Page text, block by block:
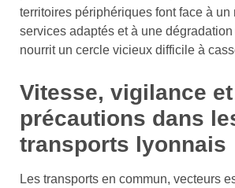
territoires périphériques font face à un
services adaptés et à une
nourrit un cercle vicieux difficile à
Vitesse, vigilance et
précautions dans
transports lyonnais
Les transports en commun, vecteurs